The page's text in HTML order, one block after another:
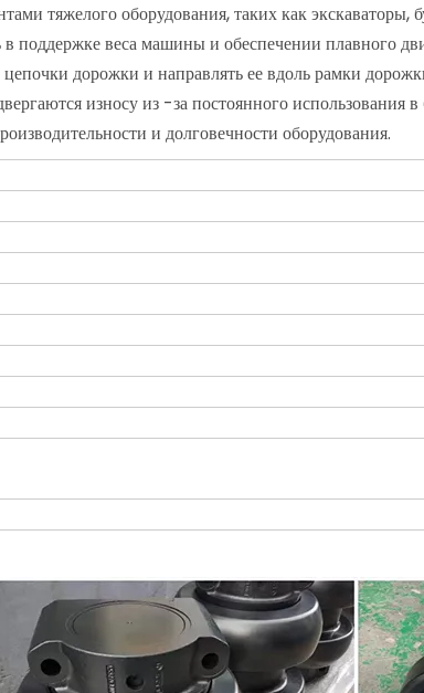
тяжелого оборудования, таких как экскаваторы,
поддержке веса машины и обеспечении плавного
дорожки и направлять ее вдоль рамки
износу из -за постоянного использования
и долговечности оборудования.